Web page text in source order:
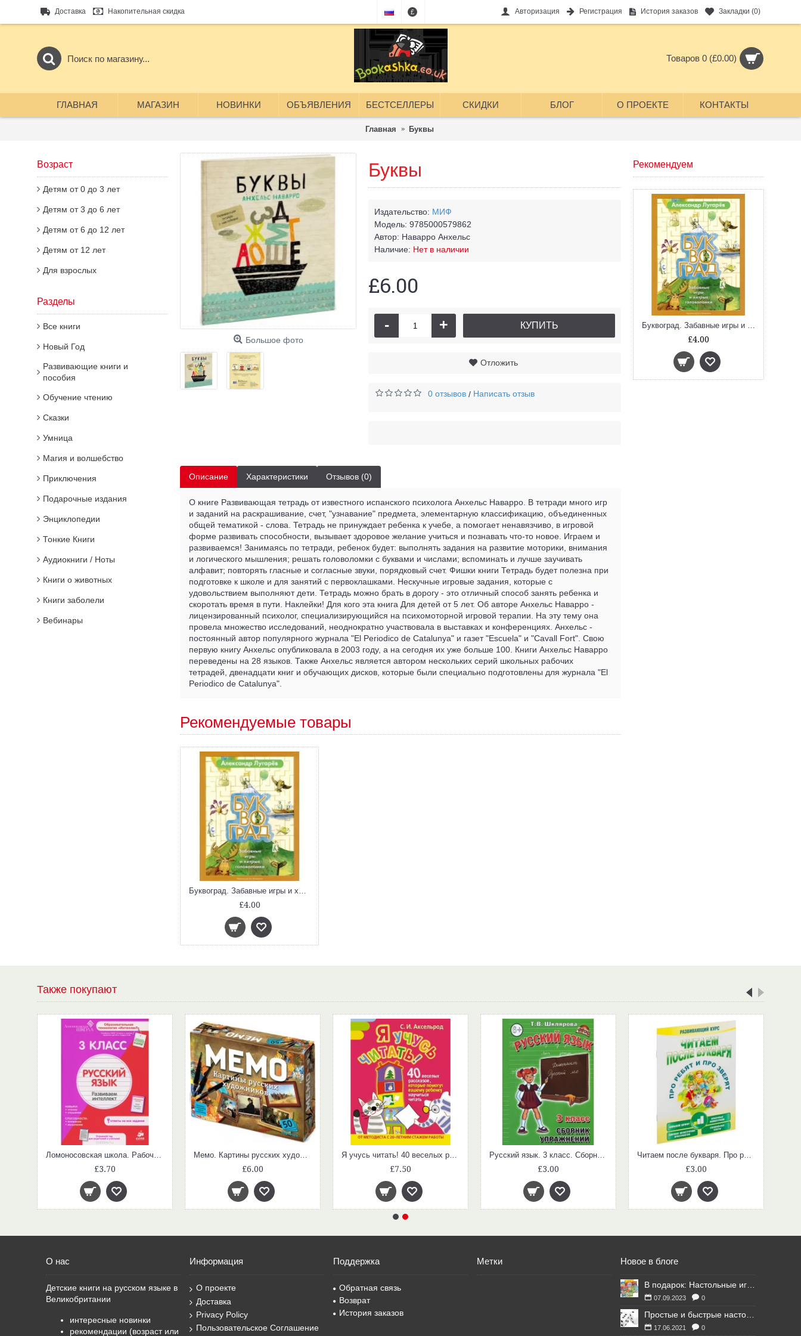
Доставка Накопительная скидка £ Авторизация Регистрация История заказов Закладки (0)
Товаров 0 (£0.00)
ГЛАВНАЯ МАГАЗИН НОВИНКИ ОБЪЯВЛЕНИЯ БЕСТСЕЛЛЕРЫ СКИДКИ БЛОГ О ПРОЕКТЕ КОНТАКТЫ
Главная Буквы
Возраст
Детям от 0 до 3 лет
Детям от 3 до 6 лет
Детям от 6 до 12 лет
Детям от 12 лет
Для взрослых
Разделы
Все книги
Новый Год
Развивающие книги и
пособия
Обучение чтению
Сказки
Умница
Магия и волшебство
Приключения
Подарочные издания
Энциклопедии
Тонкие Книги
Аудиокниги / Ноты
Книги о животных
Книги заболели
Вебинары
Рекомендуем
Буквоград. Забавные игры и хитрые головоломки
£4.00
Большое фото
Буквы
Издательство: МИФ
Модель: 9785000579862
Автор: Наварро Анхельс
Наличие: Нет в наличии
£6.00
- + КУПИТЬ
Отложить
0 отзывов / Написать отзыв
Описание Характеристики Отзывов (0)
О книге Развивающая тетрадь от известного испанского психолога Анхельс Наварро. В тетради много игр
и заданий на раскрашивание, счет, "узнавание" предмета, элементарную классификацию, объединенных
общей тематикой - слова. Тетрадь не принуждает ребенка к учебе, а помогает ненавязчиво, в игровой
форме развивать способности, вызывает здоровое желание учиться и познавать что-то новое. Играем и
развиваемся! Занимаясь по тетради, ребенок будет: выполнять задания на развитие моторики, внимания
и логического мышления; решать головоломки с буквами и числами; вспоминать и лучше заучивать
алфавит; повторять гласные и согласные звуки, порядковый счет. Фишки книги Тетрадь будет полезна при
подготовке к школе и для занятий с первоклашками. Нескучные игровые задания, которые с
удовольствием выполняют дети. Тетрадь можно брать в дорогу - это отличный способ занять ребенка и
скоротать время в пути. Наклейки! Для кого эта книга Для детей от 5 лет. Об авторе Анхельс Наварро -
лицензированный психолог, специализирующийся на психомоторной игровой терапии. На эту тему она
провела множество исследований, неоднократно участвовала в выставках и конференциях. Анхельс -
постоянный автор популярного журнала "El Periodico de Catalunya" и газет "Escuela" и "Cavall Fort". Свою
первую книгу Анхельс опубликовала в 2003 году, а на сегодня их уже больше 100. Книги Анхельс Наварро
переведены на 28 языков. Также Анхельс является автором нескольких серий школьных рабочих
тетрадей, двенадцати книг и обучающих дисков, которые были специально подготовлены для журнала "El
Periodico de Catalunya".
Рекомендуемые товары
Буквоград. Забавные игры и хитрые головоломки
£4.00
Также покупают
Ломоносовская школа. Рабочая тетрадь. Русский язык 3 класс
£3.70
Мемо. Картины русских художников
£6.00
Я учусь читать! 40 веселых рассказов, которые помогут вашему ребенку научиться читать
£7.50
Русский язык. 3 класс. Сборник упражнений. ФГОС
£3.00
Читаем после букваря. Про ребят и про зверят
£3.00
О нас
Детские книги на русском языке в
Великобритании
интересные новинки
рекомендации (возраст или
Информация
О проекте
Доставка
Privacy Policy
Пользовательское Соглашение
Поддержка
Обратная связь
Возврат
История заказов
Метки Новое в блоге
В подарок: Настольные игры для Ваших британских друзей
07.09.2023 0
Простые и быстрые настольные игры
17.06.2021 0